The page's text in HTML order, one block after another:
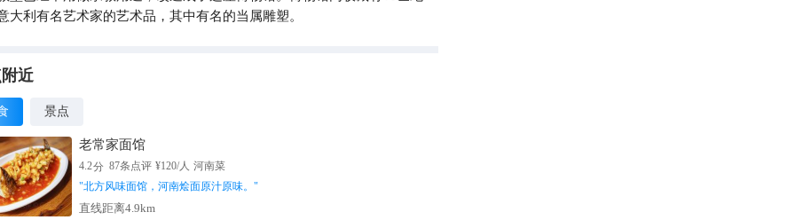
大利有名艺术家的艺术品，其中有名的当属雕塑。
近
景点
老常家面馆
4.2分 87条点评 ¥120/人 河南菜
"北方风味面馆，河南烩面原汁原味。 "
直线距离4.9km